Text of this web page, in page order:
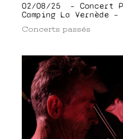
02/08/25 – Concert
Camping La Vernède
Concerts passés